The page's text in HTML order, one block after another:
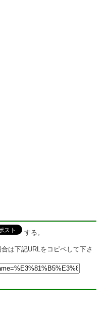
する。
は下記URLをコピペして下さ